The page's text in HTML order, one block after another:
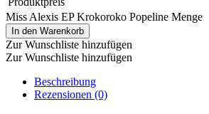
Miss Alexis EP Krokoroko Popeline Menge
In den Warenkorb
Zur Wunschliste hinzufügen
Zur Wunschliste hinzufügen
Beschreibung
Rezensionen (0)